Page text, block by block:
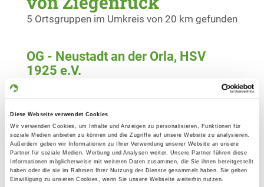
Diese Webseite verwendet Cookies
Wir verwenden Cookies, um Inhalte und Anzeigen zu personalisieren, Funktionen für
soziale Medien anbieten zu können und die Zugriffe auf unsere Website zu analysieren.
Außerdem geben wir Informationen zu Ihrer Verwendung unserer Website an unsere
Partner für soziale Medien, Werbung und Analysen weiter. Unsere Partner führen diese
Informationen möglicherweise mit weiteren Daten zusammen, die Sie ihnen bereitgestellt
haben oder die sie im Rahmen Ihrer Nutzung der Dienste gesammelt haben. Sie geben
Einwilligung zu unseren Cookies, wenn Sie unsere Webseite weiterhin nutzen.
5 Ortsgruppen im Umkreis von 20 km gefunden
OG - Neustadt an der Orla, HSV
1925 e.V.
Details
07806 Neustadt/Orla
OG - Ranis
Details
Pößnecker Straße
07389 Ranis-Ludwigshof